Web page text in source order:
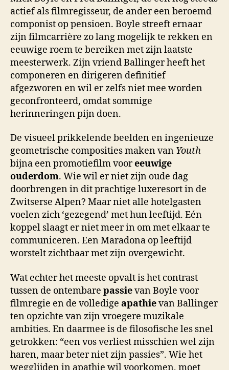
actief als filmregisseur, de ander een beroemd
componist op pensioen. Boyle streeft ernaar
zijn filmcarrière zo lang mogelijk te rekken en
eeuwige roem te bereiken met zijn laatste
meesterwerk. Zijn vriend Ballinger heeft het
componeren en dirigeren definitief
afgezworen en wil er zelfs niet mee worden
geconfronteerd, omdat sommige
herinneringen pijn doen.
De visueel prikkelende beelden en ingenieuze
geometrische composities maken van Youth
bijna een promotiefilm vooreeuwige
ouderdom. Wie wil er niet zijn oude dag
doorbrengen in dit prachtige luxeresort in de
Zwitserse Alpen? Maar niet alle hotelgasten
voelen zich ‘gezegend’ met hun leeftijd. Eén
koppel slaagt er niet meer in om met elkaar te
communiceren. Een Maradona op leeftijd
worstelt zichtbaar met zijn overgewicht.
Wat echter het meeste opvalt is het contrast
tussen de ontembare passievan Boyle voor
filmregie en de volledige apathievan Ballinger
ten opzichte van zijn vroegere muzikale
ambities. En daarmee is de filosofische les snel
getrokken: “een vos verliest misschien wel zijn
haren, maar beter niet zijn passies”. Wie het
wegglijden in apathie wil voorkomen, moet